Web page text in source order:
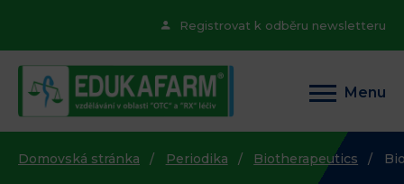
Registrovat k odběru newsletteru
Menu
Domovská stránka Periodika Biotherapeutics